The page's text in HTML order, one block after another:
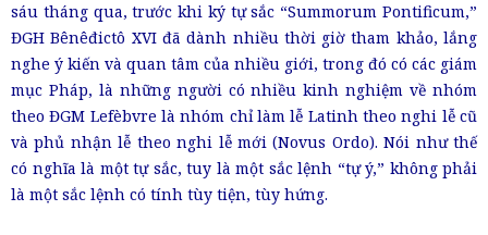
sáu tháng qua, trước khi ký tự sắc “Summorum Pontificum,”
ĐGH Bênêđictô XVI đã dành nhiều thời giờ tham khảo, lắng
nghe ý kiến và quan tâm của nhiều giới, trong đó có các giám
mục Pháp, là những người có nhiều kinh nghiệm về nhóm
theo ĐGM Lefèbvre là nhóm chỉ làm lễ Latinh theo nghi lễ cũ
và phủ nhận lễ theo nghi lễ mới (Novus Ordo). Nói như thế
có nghĩa là một tự sắc, tuy là một sắc lệnh “tự ý,” không phải
là một sắc lệnh có tính tùy tiện, tùy hứng.